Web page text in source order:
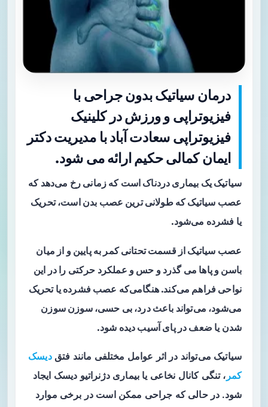
درمان سیاتیک بدون جراحی با
فیزیوتراپی و ورزش در کلینیک
فیزیوتراپی سعادت آباد با مدیریت دکتر
ایمان کمالی حکیم ارائه می شود.
سیاتیک یک بیماری دردناک است که زمانی رخ می‌دهد که
عصب سیاتیک که طولانی ترین عصب بدن است، تحریک
یا فشرده می‌شود.
عصب سیاتیک از قسمت تحتانی کمر به پایین و از میان
باسن و پاها می‌ گذرد و حس و عملکرد حرکتی را در این
نواحی فراهم می‌کند. هنگامی‌که عصب فشرده یا تحریک
می‌شود، می‌تواند باعث درد، بی حسی، سوزن سوزن
شدن یا ضعف در پای آسیب دیده شود.
سیاتیک می‌تواند در اثر عوامل مختلفی مانند فتقدیسک
کمر ، تنگی کانال نخاعی یا بیماری دژنراتیو دیسک ایجاد
شود. در حالی که جراحی ممکن است در برخی موارد